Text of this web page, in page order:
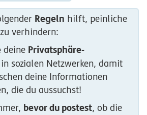
Regeln hilft, peinliche
verhindern:
deine Privatsphäre-
in sozialen Netzwerken, damit
deine Informationen
die du aussuchst!
bevor du postest, ob die